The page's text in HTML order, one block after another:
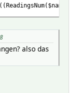
also das